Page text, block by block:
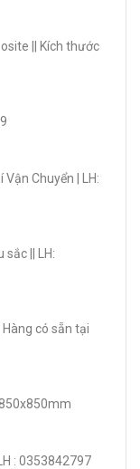
|| Kích thước
Chuyển | LH:
|| LH:
có sẵn tại
: 0353842797